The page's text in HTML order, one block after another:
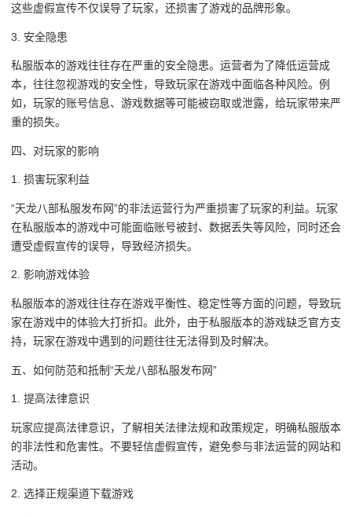
这些虚假宣传不仅误导了玩家，还损害了游戏的品牌形象。
3. 安全隐患
私服版本的游戏往往存在严重的安全隐患。运营者为了降低运营成
本，往往忽视游戏的安全性，导致玩家在游戏中面临各种风险。例
如，玩家的账号信息、游戏数据等可能被窃取或泄露，给玩家带来严
重的损失。
四、对玩家的影响
1. 损害玩家利益
“天龙八部私服发布网”的非法运营行为严重损害了玩家的利益。玩家
在私服版本的游戏中可能面临账号被封、数据丢失等风险，同时还会
遭受虚假宣传的误导，导致经济损失。
2. 影响游戏体验
私服版本的游戏往往存在游戏平衡性、稳定性等方面的问题，导致玩
家在游戏中的体验大打折扣。此外，由于私服版本的游戏缺乏官方支
持，玩家在游戏中遇到的问题往往无法得到及时解决。
五、如何防范和抵制“天龙八部私服发布网”
1. 提高法律意识
玩家应提高法律意识，了解相关法律法规和政策规定，明确私服版本
的非法性和危害性。不要轻信虚假宣传，避免参与非法运营的网站和
活动。
2. 选择正规渠道下载游戏